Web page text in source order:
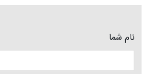
نام شما